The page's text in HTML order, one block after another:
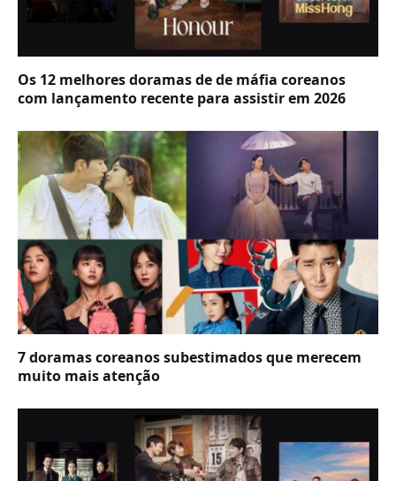
Os 12 melhores doramas de de máfia coreanos
com lançamento recente para assistir em 2026
7 doramas coreanos subestimados que merecem
muito mais atenção